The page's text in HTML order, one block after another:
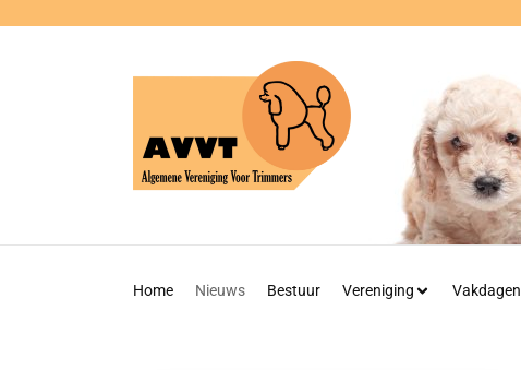
Home Nieuws Bestuur Vereniging Vakdagen